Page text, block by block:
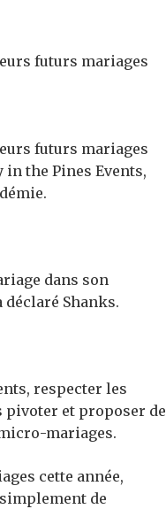
futurs mariages
futurs mariages
in the Pines Events,
dans son
Shanks.
respecter les
et proposer de
mariages.
cette année,
de